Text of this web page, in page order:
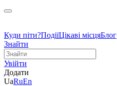
Куди піти?ПодіїЦікаві місцяБлог
Знайти
Увійти
Додати
UaRuEn